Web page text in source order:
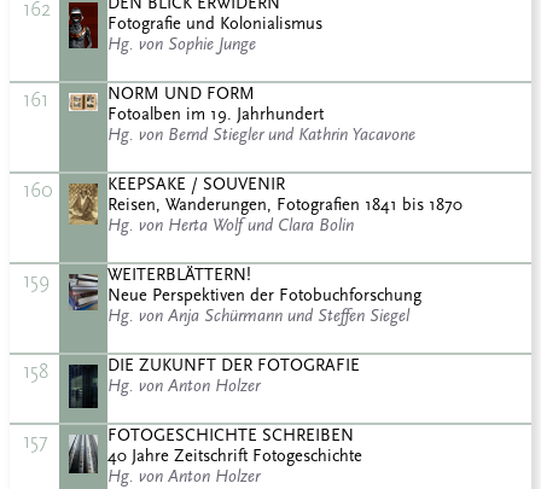
162
Fotografie und Kolonialismus
Hg. von Sophie Junge
161
NORM UND FORM
Fotoalben im 19. Jahrhundert
Hg. von Bernd Stiegler und Kathrin Yacavone
160
KEEPSAKE / SOUVENIR
Reisen, Wanderungen, Fotografien 1841 bis 1870
Hg. von Herta Wolf und Clara Bolin
159
WEITERBLÄTTERN!
Neue Perspektiven der Fotobuchforschung
Hg. von Anja Schürmann und Steffen Siegel
158
DIE ZUKUNFT DER FOTOGRAFIE
Hg. von Anton Holzer
157
FOTOGESCHICHTE SCHREIBEN
40 Jahre Zeitschrift Fotogeschichte
Hg. von Anton Holzer